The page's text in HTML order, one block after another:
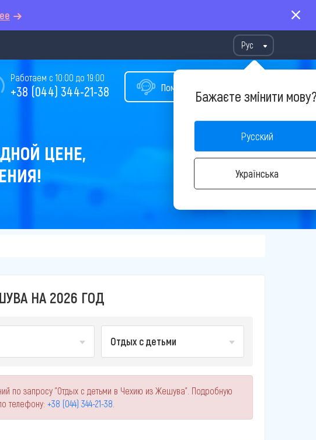
Рус
Бажаєте змінити
Русский
Українська
Помощь в подборе тура
Работаем с 10:00 до 19:00
+38 (044) 344-21-38
ЦЕНЕ,
НА 2026 ГОД
Отдых с детьми
по запросу "Отдых с детьми в Чехию из Жешува". Подробную
телефону: +38 (044) 344-21-38